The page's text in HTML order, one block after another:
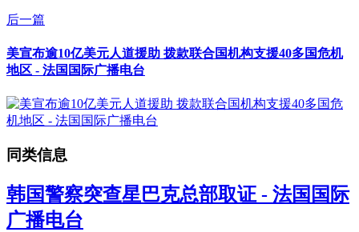
后一篇
美宣布逾10亿美元人道援助 拨款联合国机构支援40多国危机
地区 - 法国国际广播电台
同类信息
韩国警察突查星巴克总部取证 - 法国国际
广播电台